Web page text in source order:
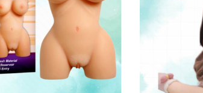
Japan Felicia tại shop